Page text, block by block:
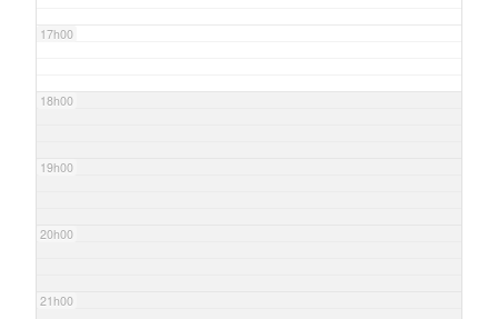
17h00
18h00
19h00
20h00
21h00